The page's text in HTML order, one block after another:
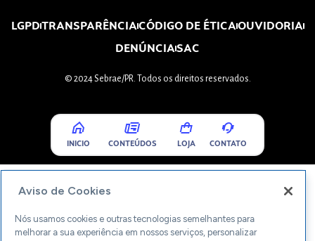
LGPDTRANSPARÊNCIACÓDIGO DE ÉTICAOUVIDORIA
DENÚNCIASAC
© 2024 Sebrae/PR. Todos os direitos reservados.
INICIO CONTEÚDOS LOJA CONTATO
Aviso de Cookies
Nós usamos cookies e outras tecnologias semelhantes para
melhorar a sua experiência em nossos serviços, personalizar